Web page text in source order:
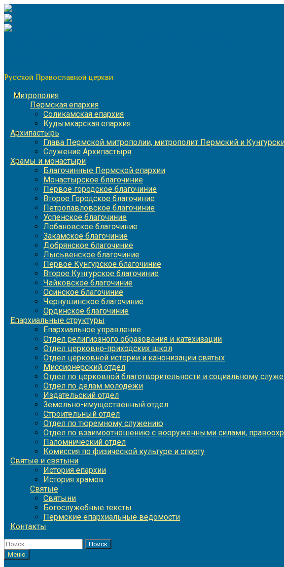
Перейти
к
содержимому
Русской Православной церкви
Митрополия
Пермская епархия
Соликамская епархия
Кудымкарская епархия
Архипастырь
Глава Пермской митрополии, митрополит Пермский и
Служение Архипастыря
Храмы и монастыри
Благочинные Пермской епархии
Монастырское благочиние
Первое городское благочиние
Второе Городское благочиние
Петропавловское благочиние
Успенское благочиние
Лобановское благочиние
Закамское благочиние
Добрянское благочиние
Лысьвенское благочиние
Первое Кунгурское благочиние
Второе Кунгурское благочиние
Чайковское благочиние
Осинское благочиние
Чернушинское благочиние
Ординское благочиние
Епархиальные структуры
Епархиальное управление
Отдел религиозного образования и катехизации
Отдел церковно-приходских школ
Отдел церковной истории и канонизации святых
Миссионерский отдел
Отдел по церковной благотворительности и социальному
Отдел по делам молодежи
Издательский отдел
Земельно-имущественный отдел
Строительный отдел
Отдел по тюремному служению
Отдел по взаимоотношению с вооруженными силами,
Паломнический отдел
Комиссия по физической культуре и спорту
Святые и святыни
История епархии
История храмов
Святые
Святыни
Богослужебные тексты
Пермские епархиальные ведомости
Контакты
Найти:
Меню